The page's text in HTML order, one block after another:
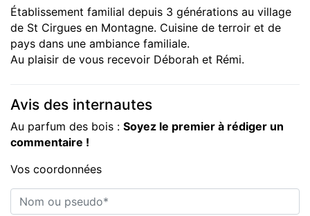
Établissement familial depuis 3 générations au village
de St Cirgues en Montagne. Cuisine de terroir et de
pays dans une ambiance familiale.
Au plaisir de vous recevoir Déborah et Rémi.
Avis des internautes
Au parfum des bois : Soyez le premier à rédiger un
commentaire !
Vos coordonnées
Nom ou pseudo*